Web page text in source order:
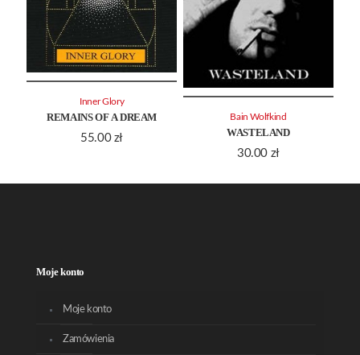
REMAINS OF A DREAM
55.00 zł
Inner Glory
WASTELAND
30.00 zł
Bain Wolfkind
Moje konto
Moje konto
Zamówienia